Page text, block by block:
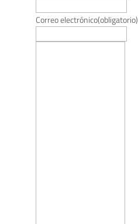
Correo electrónico(obligatorio)